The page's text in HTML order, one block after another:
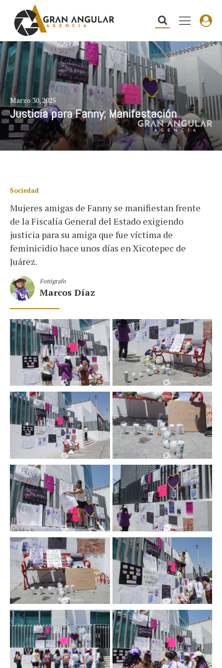
Marzo 30, 2025
Justicia para Fanny; Manifestación
Sociedad
Mujeres amigas de Fanny se manifiestan frente
de la Fiscalía General del Estado exigiendo
justicia para su amiga que fue víctima de
feminicidio hace unos días en Xicotepec de
Juárez.
Fotógrafo
Marcos Díaz